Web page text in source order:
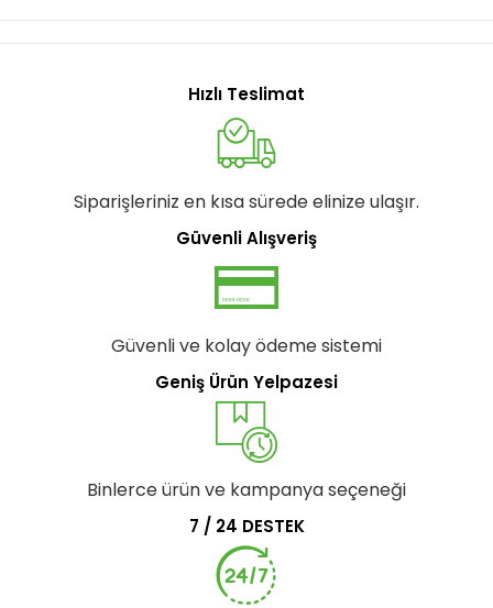
Hızlı Teslimat
Siparişleriniz en kısa sürede elinize ulaşır.
Güvenli Alışveriş
Güvenli ve kolay ödeme sistemi
Geniş Ürün Yelpazesi
Binlerce ürün ve kampanya seçeneği
7 / 24 DESTEK